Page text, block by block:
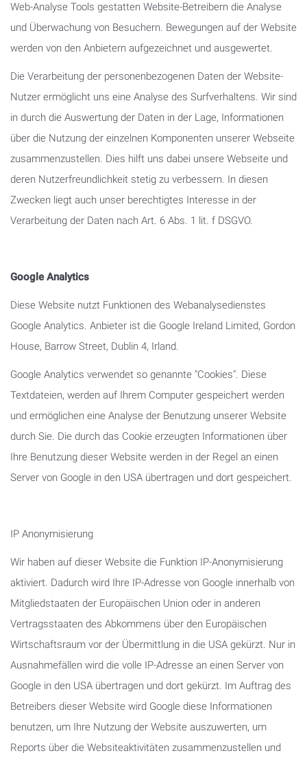
Web-Analyse Tools gestatten Website-Betreibern die Analyse
und Überwachung von Besuchern. Bewegungen auf der Website
werden von den Anbietern aufgezeichnet und ausgewertet.
Die Verarbeitung der personenbezogenen Daten der Website-
Nutzer ermöglicht uns eine Analyse des Surfverhaltens. Wir sind
in durch die Auswertung der Daten in der Lage, Informationen
über die Nutzung der einzelnen Komponenten unserer Webseite
zusammenzustellen. Dies hilft uns dabei unsere Webseite und
deren Nutzerfreundlichkeit stetig zu verbessern. In diesen
Zwecken liegt auch unser berechtigtes Interesse in der
Verarbeitung der Daten nach Art. 6 Abs. 1 lit. f DSGVO.
Google Analytics
Diese Website nutzt Funktionen des Webanalysedienstes
Google Analytics. Anbieter ist die Google Ireland Limited, Gordon
House, Barrow Street, Dublin 4, Irland.
Google Analytics verwendet so genannte "Cookies". Diese
Textdateien, werden auf Ihrem Computer gespeichert werden
und ermöglichen eine Analyse der Benutzung unserer Website
durch Sie. Die durch das Cookie erzeugten Informationen über
Ihre Benutzung dieser Website werden in der Regel an einen
Server von Google in den USA übertragen und dort gespeichert.
IP Anonymisierung
Wir haben auf dieser Website die Funktion IP-Anonymisierung
aktiviert. Dadurch wird Ihre IP-Adresse von Google innerhalb von
Mitgliedstaaten der Europäischen Union oder in anderen
Vertragsstaaten des Abkommens über den Europäischen
Wirtschaftsraum vor der Übermittlung in die USA gekürzt. Nur in
Ausnahmefällen wird die volle IP-Adresse an einen Server von
Google in den USA übertragen und dort gekürzt. Im Auftrag des
Betreibers dieser Website wird Google diese Informationen
benutzen, um Ihre Nutzung der Website auszuwerten, um
Reports über die Websiteaktivitäten zusammenzustellen und